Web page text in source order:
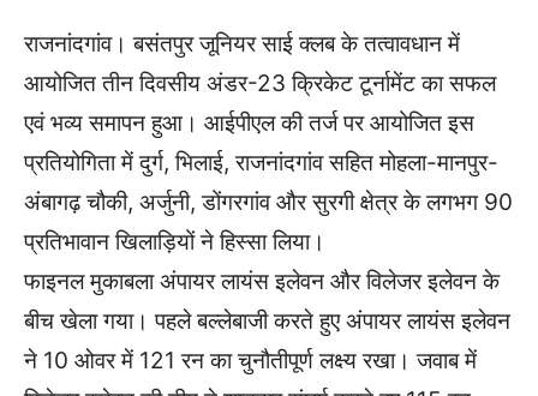
राजनांदगांव। बसंतपुर जूनियर साई क्लब के तत्वावधान में
आयोजित तीन दिवसीय अंडर-23 क्रिकेट टूर्नामेंट का सफल
एवं भव्य समापन हुआ। आईपीएल की तर्ज पर आयोजित इस
प्रतियोगिता में दुर्ग, भिलाई, राजनांदगांव सहित मोहला-मानपुर-
अंबागढ़ चौकी, अर्जुनी, डोंगरगांव और सुरगी क्षेत्र के लगभग 90
प्रतिभावान खिलाड़ियों ने हिस्सा लिया।
फाइनल मुकाबला अंपायर लायंस इलेवन और विलेजर इलेवन के
बीच खेला गया। पहले बल्लेबाजी करते हुए अंपायर लायंस इलेवन
ने 10 ओवर में 121 रन का चुनौतीपूर्ण लक्ष्य रखा। जवाब में